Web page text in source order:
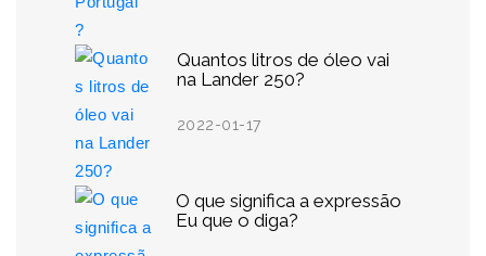
Quantos litros de óleo vai
na Lander 250?
2022-01-17
O que significa a expressão
Eu que o diga?